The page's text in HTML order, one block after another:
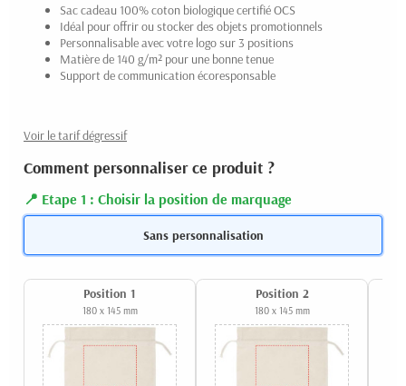
Sac cadeau 100% coton biologique certifié OCS
Idéal pour offrir ou stocker des objets promotionnels
Personnalisable avec votre logo sur 3 positions
Matière de 140 g/m² pour une bonne tenue
Support de communication écoresponsable
Voir le tarif dégressif
Comment personnaliser ce produit ?
Etape 1 : Choisir la position de marquage
Sans personnalisation
Position 1
180 x 145 mm
Position 2
180 x 145 mm